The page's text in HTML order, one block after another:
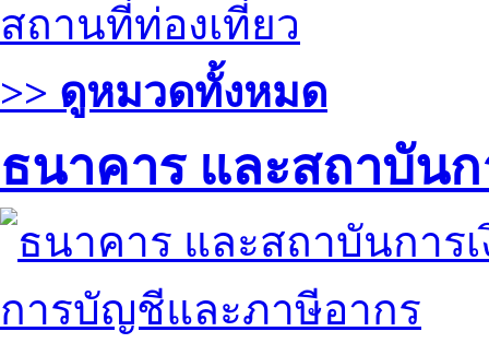
สถานที่ท่องเที่ยว
>> ดูหมวดทั้งหมด
ธนาคาร และสถาบันก
การบัญชีและภาษีอากร